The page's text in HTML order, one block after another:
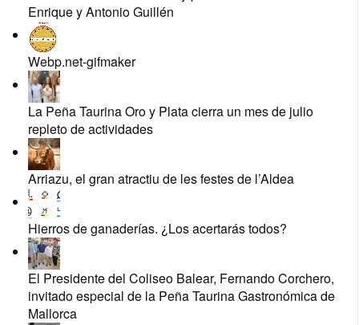
Enrique y Antonio Guillén
Webp.net-gifmaker
La Peña Taurina Oro y Plata cierra un mes de julio
repleto de actividades
Arriazu, el gran atractiu de les festes de l’Aldea
Hierros de ganaderías. ¿Los acertarás todos?
El Presidente del Coliseo Balear, Fernando Corchero,
invitado especial de la Peña Taurina Gastronómica de
Mallorca